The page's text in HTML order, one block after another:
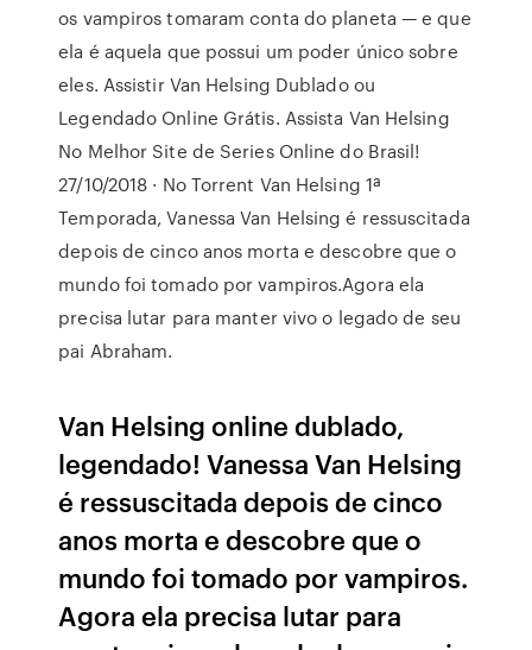
os vampiros tomaram conta do planeta — e que
ela é aquela que possui um poder único sobre
eles. Assistir Van Helsing Dublado ou
Legendado Online Grátis. Assista Van Helsing
No Melhor Site de Series Online do Brasil!
27/10/2018 · No Torrent Van Helsing 1ª
Temporada, Vanessa Van Helsing é ressuscitada
depois de cinco anos morta e descobre que o
mundo foi tomado por vampiros.Agora ela
precisa lutar para manter vivo o legado de seu
pai Abraham.
Van Helsing online dublado,
legendado! Vanessa Van Helsing
é ressuscitada depois de cinco
anos morta e descobre que o
mundo foi tomado por vampiros.
Agora ela precisa lutar para